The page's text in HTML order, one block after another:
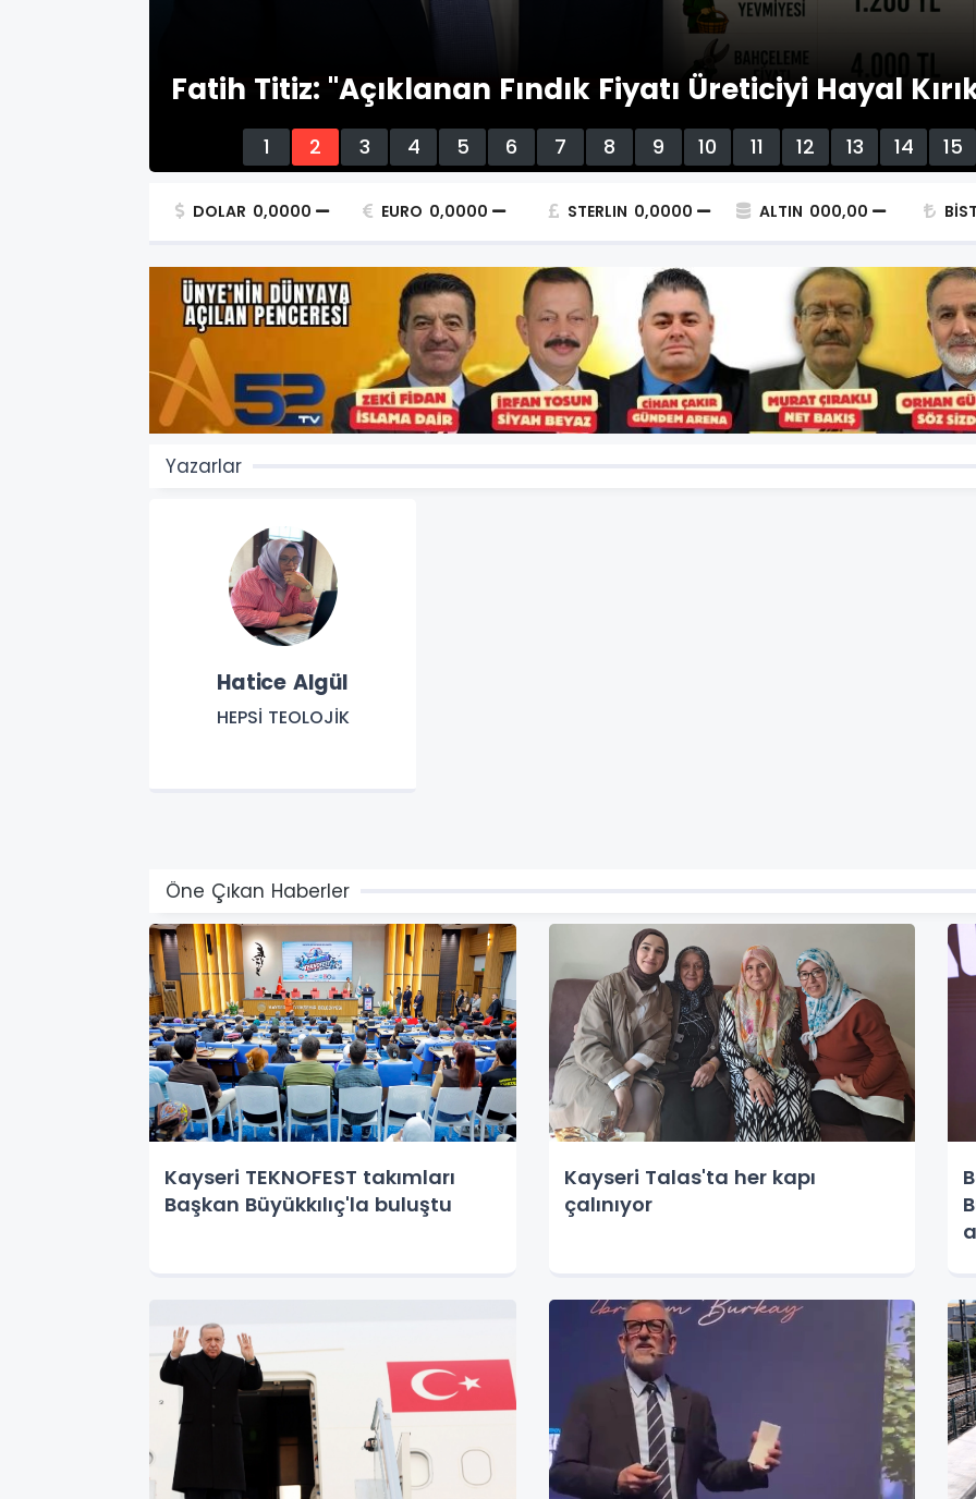
Fatih Titiz: "Açıklanan Fındık Fiyatı Üreticiyi Hayal
1 2 3 4 5 6 7 8 9 10 11 12 13 14 15
DOLAR 0,0000 EURO 0,0000 STERLIN 0,0000 ALTIN 000,00 BİST
Yazarlar
Hatice Algül
HEPSİ TEOLOJİK
Öne Çıkan Haberler
Kayseri TEKNOFEST takımları
Başkan Büyükkılıç'la buluştu
Kayseri Talas'ta her kapı
çalınıyor